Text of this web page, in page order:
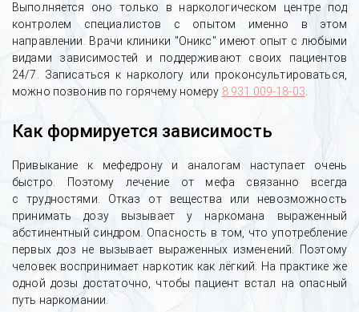
Выполняется оно только в наркологическом центре под
контролем специалистов с опытом именно в этом
направлении. Врачи клиники "Оникс" имеют опыт с любыми
видами зависимостей и поддерживают своих пациентов
24/7. Записаться к наркологу или проконсультироваться,
можно позвонив по горячему номеру 8 931 009-18-03
Как формируется зависимость
Привыкание к мефедрону и аналогам наступает очень
быстро. Поэтому лечение от мефа связанно всегда
с трудностями. Отказ от вещества или невозможность
принимать дозу вызывает у наркомана выраженный
абстинентный синдром. Опасность в том, что употребление
первых доз не вызывает выраженных изменений. Поэтому
человек воспринимает наркотик как лёгкий. На практике же
одной дозы достаточно, чтобы пациент встал на опасный
путь наркомании.